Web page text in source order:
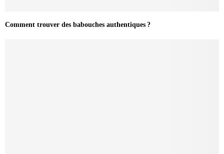
Comment trouver des babouches authentiques ?